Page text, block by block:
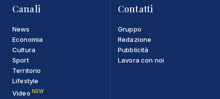
Canali
News
Economia
Cultura
Sport
Territorio
Lifestyle
Video NEW
Contatti
Gruppo
Redazione
Pubblicità
Lavora con noi